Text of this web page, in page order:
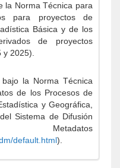
la Norma Técnica para
para proyectos de
Básica y de los
de proyectos
2025).
la Norma Técnica
de los Procesos de
y Geográfica,
Sistema de Difusión
default.html).